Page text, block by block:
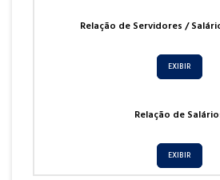
Relação de Servidores /
EXIBIR
Relação de
EXIBIR